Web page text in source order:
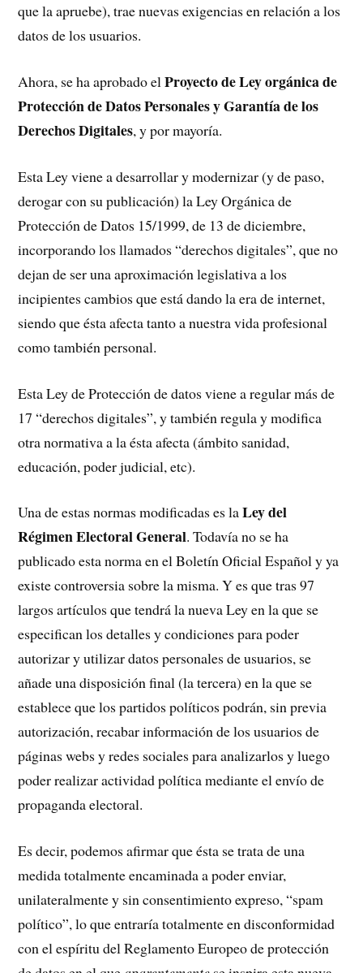
que la apruebe), trae nuevas exigencias en relación a los
datos de los usuarios.
Ahora, se ha aprobado elProyecto de Ley orgánica de
Protección de Datos Personales y Garantía de los
Derechos Digitales, y por mayoría.
Esta Ley viene a desarrollar y modernizar (y de paso,
derogar con su publicación) la Ley Orgánica de
Protección de Datos 15/1999, de 13 de diciembre,
incorporando los llamados “derechos digitales”, que no
dejan de ser una aproximación legislativa a los
incipientes cambios que está dando la era de internet,
siendo que ésta afecta tanto a nuestra vida profesional
como también personal.
Esta Ley de Protección de datos viene a regular más de
17 “derechos digitales”, y también regula y modifica
otra normativa a la ésta afecta (ámbito sanidad,
educación, poder judicial, etc).
Una de estas normas modificadas es laLey del
Régimen Electoral General. Todavía no se ha
publicado esta norma en el Boletín Oficial Español y ya
existe controversia sobre la misma. Y es que tras 97
largos artículos que tendrá la nueva Ley en la que se
especifican los detalles y condiciones para poder
autorizar y utilizar datos personales de usuarios, se
añade una disposición final (la tercera) en la que se
establece que los partidos políticos podrán, sin previa
autorización, recabar información de los usuarios de
páginas webs y redes sociales para analizarlos y luego
poder realizar actividad política mediante el envío de
propaganda electoral.
Es decir, podemos afirmar que ésta se trata de una
medida totalmente encaminada a poder enviar,
unilateralmente y sin consentimiento expreso, “spam
político”, lo que entraría totalmente en disconformidad
con el espíritu del Reglamento Europeo de protección